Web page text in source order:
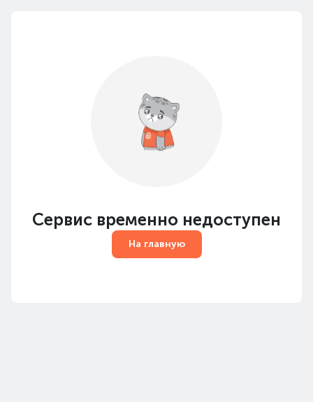
Сервис временно недоступен
На главную